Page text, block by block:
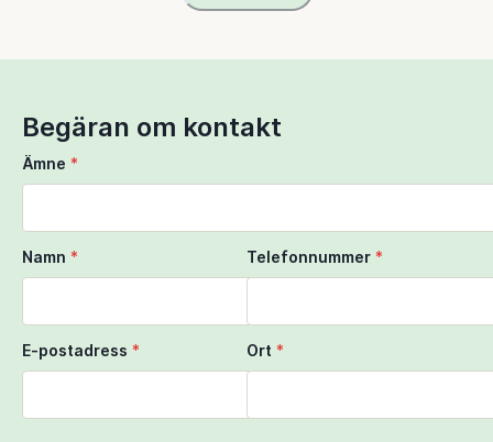
Begäran om kontakt
Ämne *
Namn * Telefonnummer *
E-postadress * Ort *